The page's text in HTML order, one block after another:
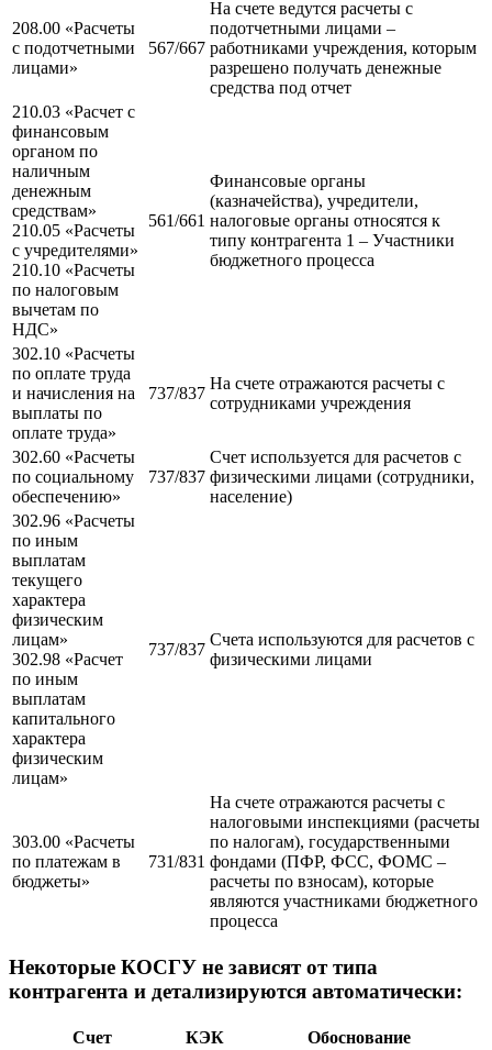
208.00 «Расчеты
с подотчетными
лицами»
567/667
На счете ведутся расчеты с
подотчетными лицами –
работниками учреждения, которым
разрешено получать денежные
средства под отчет
210.03 «Расчет с
финансовым
органом по
наличным
денежным
средствам»
210.05 «Расчеты
с учредителями»
210.10 «Расчеты
по налоговым
вычетам по
НДС»
561/661
Финансовые органы
(казначейства), учредители,
налоговые органы относятся к
типу контрагента 1 – Участники
бюджетного процесса
302.10 «Расчеты
по оплате труда
и начисления на
выплаты по
оплате труда»
737/837
На счете отражаются расчеты с
сотрудниками учреждения
302.60 «Расчеты
по социальному
обеспечению»
737/837
Счет используется для расчетов с
физическими лицами (сотрудники,
население)
302.96 «Расчеты
по иным
выплатам
текущего
характера
физическим
лицам»
302.98 «Расчет
по иным
выплатам
капитального
характера
физическим
лицам»
737/837
Счета используются для расчетов с
физическими лицами
303.00 «Расчеты
по платежам в
бюджеты»
731/831
На счете отражаются расчеты с
налоговыми инспекциями (расчеты
по налогам), государственными
фондами (ПФР, ФСС, ФОМС –
расчеты по взносам), которые
являются участниками бюджетного
процесса
Некоторые КОСГУ не зависят от типа
контрагента и детализируются автоматически:
Счет КЭК
Обоснование